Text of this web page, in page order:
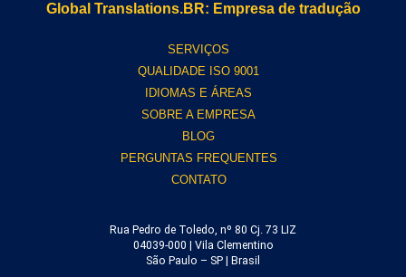
Global Translations.BR: Empresa de tradução
SERVIÇOS
QUALIDADE ISO 9001
IDIOMAS E ÁREAS
SOBRE A EMPRESA
BLOG
PERGUNTAS FREQUENTES
CONTATO
Rua Pedro de Toledo, nº 80 Cj. 73 LIZ
04039-000 | Vila Clementino
São Paulo – SP | Brasil